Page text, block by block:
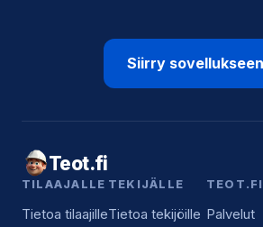
Siirry sovellukseen
Teot.fi
TILAAJALLE
Tietoa tilaajille
TEKIJÄLLE
Tietoa tekijöille
TEOT.FI
Palvelut